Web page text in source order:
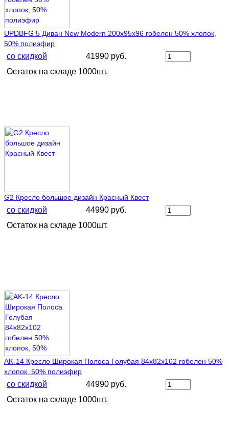
UPDBFG 5 Диван New Modern 200х95х96 гобелен 50% хлопок,
50% полиэфир
со скидкой
41990 руб.
Остаток на складе 1000шт.
G2 Кресло большое дизайн Красный Квест
со скидкой
44990 руб.
Остаток на складе 1000шт.
AK-14 Кресло Широкая Полоса Голубая 84х82х102 гобелен 50%
хлопок, 50% полиэфир
со скидкой
44990 руб.
Остаток на складе 1000шт.